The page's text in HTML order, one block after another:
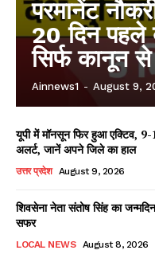
परमानेंट
20 दिन
सिर्फ कानून से
Ainnews1 - August 9,
यूपी में मॉनसून फिर हुआ एक्टिव, 9-
अलर्ट, जानें अपने जिले का हाल
उत्तर प्रदेश August 9, 2026
शिवसेना नेता संतोष सिंह का
सफर
LOCAL NEWS August 8, 2026